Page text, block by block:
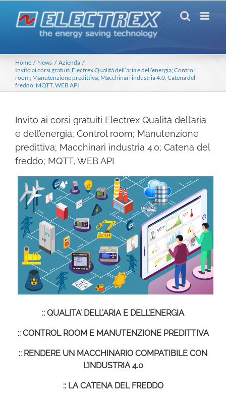
contenuto
Home News
Azienda
Invito ai corsi gratuiti Electrex Qualità dell’aria e dell’energia; Control
room; Manutenzione predittiva; Macchinari industria 4.0; Catena del
freddo; MQTT, WEB API
Invito ai corsi gratuiti Electrex Qualità dell’aria
e dell’energia; Control room; Manutenzione
predittiva; Macchinari industria 4.0; Catena del
freddo; MQTT, WEB API
:: QUALITA’ DELL’ARIA E DELL’ENERGIA
:: CONTROL ROOM E MANUTENZIONE PREDITTIVA
:: RENDERE UN MACCHINARIO COMPATIBILE CON
L’INDUSTRIA 4.0
:: LA CATENA DEL FREDDO